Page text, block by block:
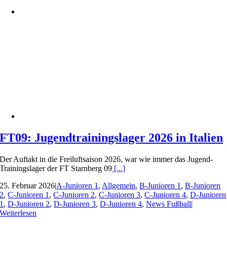
FT09: Jugendtrainingslager 2026 in Italien
Der Auftakt in die Freiluftsaison 2026, war wie immer das Jugend-
Trainingslager der FT Starnberg 09 [...]
25. Februar 2026|A-Junioren 1 , Allgemein,B-Junioren 1 ,B-Junioren
2,C-Junioren 1 ,C-Junioren 2,C-Junioren 3,C-Junioren 4,D-Junioren
1 ,D-Junioren 2,D-Junioren 3,D-Junioren 4,News Fußball|
Weiterlesen